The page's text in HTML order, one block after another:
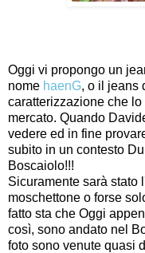
Oggi vi propongo un
nome haenG, o il jeans
caratterizzazione che
mercato. Quando
vedere ed in fine
subito in un contesto
Boscaiolo!!!
Sicuramente sarà stato
moschettone o forse
fatto sta che Oggi
così, sono andato nel
foto sono venute quasi